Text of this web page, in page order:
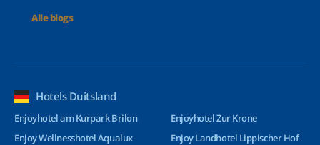
Alle blogs
Hotels Duitsland
Enjoyhotel am Kurpark Brilon
Enjoy Wellnesshotel Aqualux
Enjoyhotel Zur Krone
Enjoy Landhotel Lippischer Hof